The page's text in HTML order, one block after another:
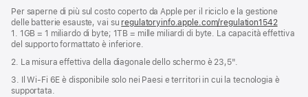
Per saperne di più sul costo coperto da Apple per il riciclo e la gestione
delle batterie esauste, vai su regulatoryinfo.apple.com/regulation1542(si
apre
1. 1GB = 1 miliardo di byte; 1TB = mille miliardi di byte. La capacità effettiva
del supporto formattato è inferiore.
2. La misura effettiva della diagonale dello schermo è 23,5".
3. Il Wi‑Fi 6E è disponibile solo nei Paesi e territori in cui la tecnologia è
supportata.